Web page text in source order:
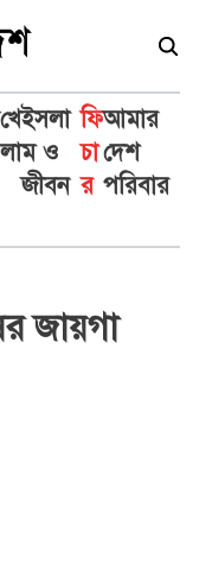
খে
লা
ইসলা
ম ও
জীবন
ফি
চা
র
আমার
দেশ
পরিবার
জায়গা